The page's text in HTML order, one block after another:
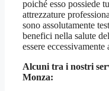
poiché esso possiede
attrezzature
sono assolutamente
benefici nella salute
essere eccessivamente
Alcuni tra i nostri
Monza: